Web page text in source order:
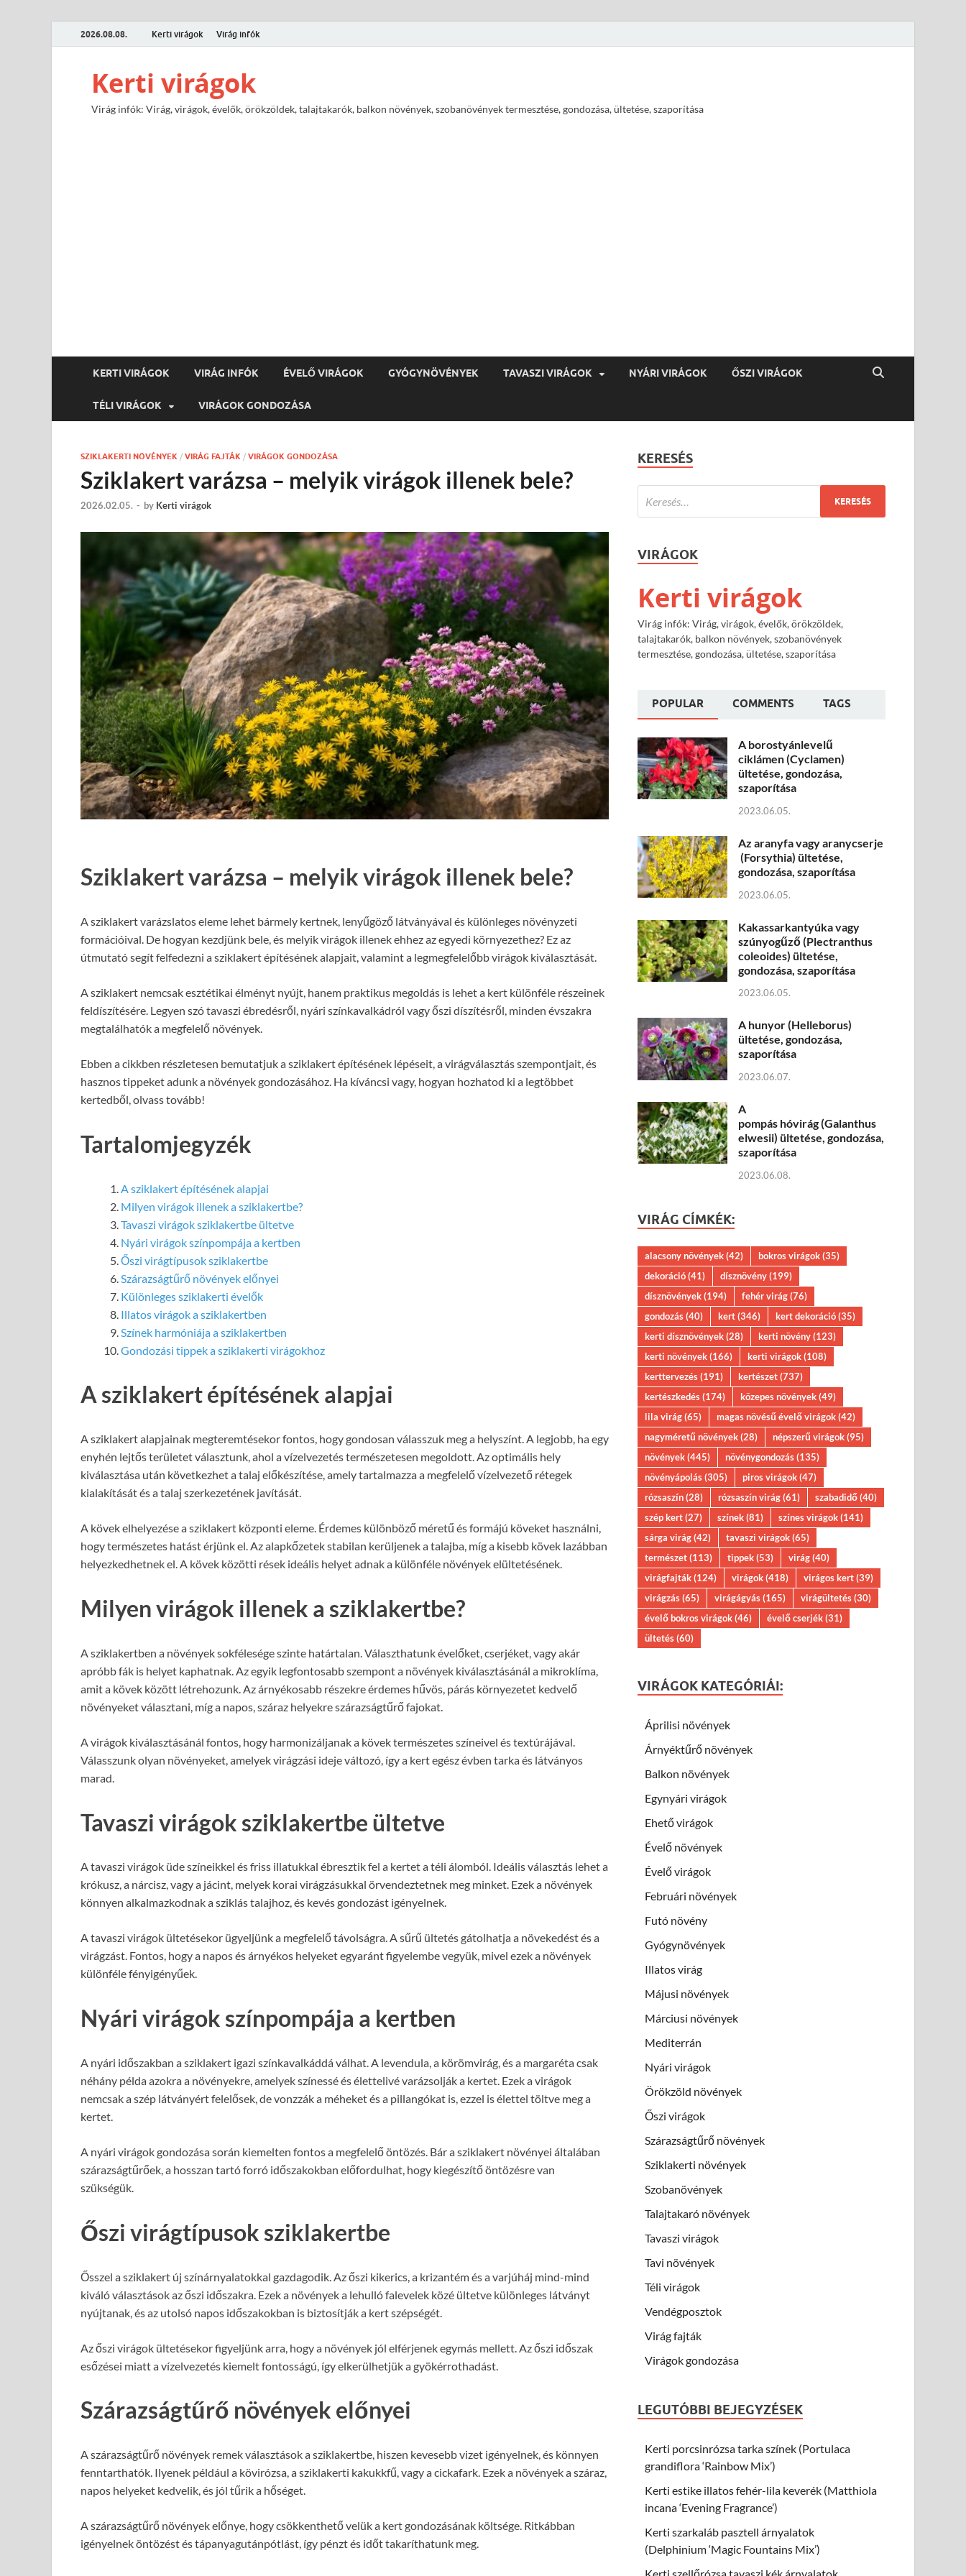
2026.08.08. Kerti virágok Virág infók
Kerti virágok
Virág infók: Virág, virágok, évelők, örökzöldek, talajtakarók, balkon növények, szobanövények termesztése, gondozása, ültetése, szaporítása
KERTI VIRÁGOK VIRÁG INFÓK ÉVELŐ VIRÁGOK GYÓGYNÖVÉNYEK TAVASZI VIRÁGOK NYÁRI VIRÁGOK ŐSZI VIRÁGOK
TÉLI VIRÁGOK VIRÁGOK GONDOZÁSA
SZIKLAKERTI NÖVÉNYEK / VIRÁG FAJTÁK / VIRÁGOK GONDOZÁSA
Sziklakert varázsa – melyik virágok illenek bele?
2026.02.05. - by Kerti virágok
Sziklakert varázsa – melyik virágok illenek bele?
A sziklakert varázslatos eleme lehet bármely kertnek, lenyűgöző látványával és különleges növényzeti
formációival. De hogyan kezdjünk bele, és melyik virágok illenek ehhez az egyedi környezethez? Ez az
útmutató segít felfedezni a sziklakert építésének alapjait, valamint a legmegfelelőbb virágok kiválasztását.
A sziklakert nemcsak esztétikai élményt nyújt, hanem praktikus megoldás is lehet a kert különféle részeinek
feldíszítésére. Legyen szó tavaszi ébredésről, nyári színkavalkádról vagy őszi díszítésről, minden évszakra
megtalálhatók a megfelelő növények.
Ebben a cikkben részletesen bemutatjuk a sziklakert építésének lépéseit, a virágválasztás szempontjait, és
hasznos tippeket adunk a növények gondozásához. Ha kíváncsi vagy, hogyan hozhatod ki a legtöbbet
kertedből, olvass tovább!
Tartalomjegyzék
A sziklakert építésének alapjai
Milyen virágok illenek a sziklakertbe?
Tavaszi virágok sziklakertbe ültetve
Nyári virágok színpompája a kertben
Őszi virágtípusok sziklakertbe
Szárazságtűrő növények előnyei
Különleges sziklakerti évelők
Illatos virágok a sziklakertben
Színek harmóniája a sziklakertben
Gondozási tippek a sziklakerti virágokhoz
A sziklakert építésének alapjai
A sziklakert alapjainak megteremtésekor fontos, hogy gondosan válasszuk meg a helyszínt. A legjobb, ha egy
enyhén lejtős területet választunk, ahol a vízelvezetés természetesen megoldott. Az optimális hely
kiválasztása után következhet a talaj előkészítése, amely tartalmazza a megfelelő vízelvezető rétegek
kialakítását és a talaj szerkezetének javítását.
A kövek elhelyezése a sziklakert központi eleme. Érdemes különböző méretű és formájú köveket használni,
hogy természetes hatást érjünk el. Az alapkőzetek stabilan kerüljenek a talajba, míg a kisebb kövek lazábban
helyezkedhetnek el. A kövek közötti rések ideális helyet adnak a különféle növények elültetésének.
Milyen virágok illenek a sziklakertbe?
A sziklakertben a növények sokfélesége szinte határtalan. Választhatunk évelőket, cserjéket, vagy akár
apróbb fák is helyet kaphatnak. Az egyik legfontosabb szempont a növények kiválasztásánál a mikroklíma,
amit a kövek között létrehozunk. Az árnyékosabb részekre érdemes hűvös, párás környezetet kedvelő
növényeket választani, míg a napos, száraz helyekre szárazságtűrő fajokat.
A virágok kiválasztásánál fontos, hogy harmonizáljanak a kövek természetes színeivel és textúrájával.
Válasszunk olyan növényeket, amelyek virágzási ideje változó, így a kert egész évben tarka és látványos
marad.
Tavaszi virágok sziklakertbe ültetve
A tavaszi virágok üde színeikkel és friss illatukkal ébresztik fel a kertet a téli álomból. Ideális választás lehet a
krókusz, a nárcisz, vagy a jácint, melyek korai virágzásukkal örvendeztetnek meg minket. Ezek a növények
könnyen alkalmazkodnak a sziklás talajhoz, és kevés gondozást igényelnek.
A tavaszi virágok ültetésekor ügyeljünk a megfelelő távolságra. A sűrű ültetés gátolhatja a növekedést és a
virágzást. Fontos, hogy a napos és árnyékos helyeket egyaránt figyelembe vegyük, mivel ezek a növények
különféle fényigényűek.
Nyári virágok színpompája a kertben
A nyári időszakban a sziklakert igazi színkavalkáddá válhat. A levendula, a körömvirág, és a margaréta csak
néhány példa azokra a növényekre, amelyek színessé és élettelivé varázsolják a kertet. Ezek a virágok
nemcsak a szép látványért felelősek, de vonzzák a méheket és a pillangókat is, ezzel is élettel töltve meg a
kertet.
A nyári virágok gondozása során kiemelten fontos a megfelelő öntözés. Bár a sziklakert növényei általában
szárazságtűrőek, a hosszan tartó forró időszakokban előfordulhat, hogy kiegészítő öntözésre van
szükségük.
Őszi virágtípusok sziklakertbe
Ősszel a sziklakert új színárnyalatokkal gazdagodik. Az őszi kikerics, a krizantém és a varjúháj mind-mind
kiváló választások az őszi időszakra. Ezek a növények a lehulló falevelek közé ültetve különleges látványt
nyújtanak, és az utolsó napos időszakokban is biztosítják a kert szépségét.
Az őszi virágok ültetésekor figyeljünk arra, hogy a növények jól elférjenek egymás mellett. Az őszi időszak
esőzései miatt a vízelvezetés kiemelt fontosságú, így elkerülhetjük a gyökérrothadást.
Szárazságtűrő növények előnyei
A szárazságtűrő növények remek választások a sziklakertbe, hiszen kevesebb vizet igényelnek, és könnyen
fenntarthatók. Ilyenek például a kövirózsa, a sziklakerti kakukkfű, vagy a cickafark. Ezek a növények a száraz,
napos helyeket kedvelik, és jól tűrik a hőséget.
A szárazságtűrő növények előnye, hogy csökkenthető velük a kert gondozásának költsége. Ritkábban
igényelnek öntözést és tápanyagutánpótlást, így pénzt és időt takaríthatunk meg.
KERESÉS
VIRÁGOK
Kerti virágok
Virág infók: Virág, virágok, évelők, örökzöldek,
talajtakarók, balkon növények, szobanövények
termesztése, gondozása, ültetése, szaporítása
POPULAR COMMENTS TAGS
A borostyánlevelű
ciklámen (Cyclamen)
ültetése, gondozása,
szaporítása
2023.06.05.
Az aranyfa vagy aranycserje
(Forsythia) ültetése,
gondozása, szaporítása
2023.06.05.
Kakassarkantyúka vagy
szúnyogűző (Plectranthus
coleoides) ültetése,
gondozása, szaporítása
2023.06.05.
A hunyor (Helleborus)
ültetése, gondozása,
szaporítása
2023.06.07.
A
pompás hóvirág (Galanthus
elwesii) ültetése, gondozása,
szaporítása
2023.06.08.
VIRÁG CÍMKÉK:
alacsony növények(42) bokros virágok(35)
dekoráció(41) dísznövény(199)
dísznövények(194) fehér virág(76)
gondozás(40) kert(346) kert dekoráció(35)
kerti dísznövények(28) kerti növény(123)
kerti növények(166) kerti virágok(108)
kerttervezés(191) kertészet(737)
kertészkedés(174) közepes növények(49)
lila virág(65) magas növésű évelő virágok(42)
nagyméretű növények(28) népszerű virágok(95)
növények(445) növénygondozás(135)
növényápolás(305) piros virágok(47)
rózsaszín(28) rózsaszín virág(61) szabadidő(40)
szép kert(27) színek(81) színes virágok(141)
sárga virág(42) tavaszi virágok(65)
természet(113) tippek(53) virág(40)
virágfajták(124) virágok(418) virágos kert(39)
virágzás(65) virágágyás(165) virágültetés(30)
évelő bokros virágok(46) évelő cserjék(31)
ültetés(60)
VIRÁGOK KATEGÓRIÁI:
Áprilisi növények
Árnyéktűrő növények
Balkon növények
Egynyári virágok
Ehető virágok
Évelő növények
Évelő virágok
Februári növények
Futó növény
Gyógynövények
Illatos virág
Májusi növények
Márciusi növények
Mediterrán
Nyári virágok
Örökzöld növények
Őszi virágok
Szárazságtűrő növények
Sziklakerti növények
Szobanövények
Talajtakaró növények
Tavaszi virágok
Tavi növények
Téli virágok
Vendégposztok
Virág fajták
Virágok gondozása
LEGUTÓBBI BEJEGYZÉSEK
Kerti porcsinrózsa tarka színek (Portulaca
grandiflora ‘Rainbow Mix’)
Kerti estike illatos fehér-lila keverék (Matthiola
incana ‘Evening Fragrance’)
Kerti szarkaláb pasztell árnyalatok
(Delphinium ‘Magic Fountains Mix’)